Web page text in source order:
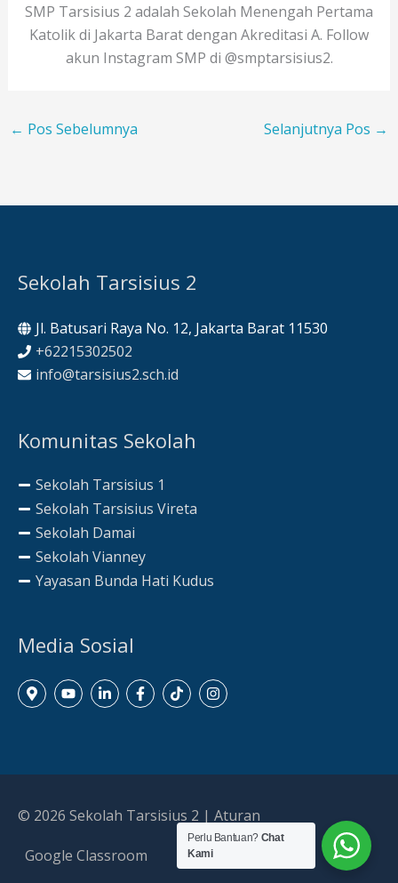
SMP Tarsisius 2 adalah Sekolah Menengah Pertama
Katolik di Jakarta Barat dengan Akreditasi A. Follow
akun Instagram SMP di @smptarsisius2.
← Pos Sebelumnya Selanjutnya Pos →
Sekolah Tarsisius 2
Jl. Batusari Raya No. 12, Jakarta Barat 11530
+62215302502
info@tarsisius2.sch.id
Komunitas Sekolah
Sekolah Tarsisius 1
Sekolah Tarsisius Vireta
Sekolah Damai
Sekolah Vianney
Yayasan Bunda Hati Kudus
Media Sosial
© 2026 Sekolah Tarsisius 2 | Aturan
Google Classroom
Perlu Bantuan? Chat
Kami